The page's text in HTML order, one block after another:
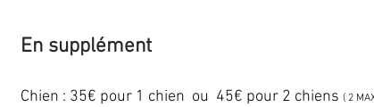
En supplément
Chien : 35€ pour 1 chien ou 45€ pour 2 chiens ( 2